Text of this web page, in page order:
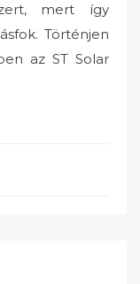
mert így
Történjen
az ST Solar